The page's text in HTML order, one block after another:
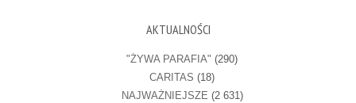
AKTUALNOŚCI
"ŻYWA PARAFIA" (290)
CARITAS (18)
NAJWAŻNIEJSZE (2 631)